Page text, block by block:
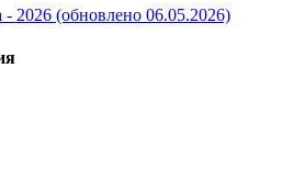
2026 (обновлено 06.05.2026)